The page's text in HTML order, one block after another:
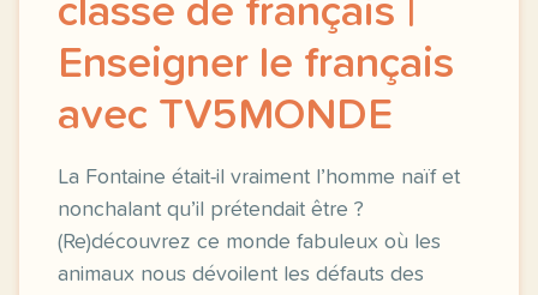
classe de français |
Enseigner le français
avec TV5MONDE
La Fontaine était-il vraiment l’homme naïf et
nonchalant qu’il prétendait être ?
(Re)découvrez ce monde fabuleux où les
animaux nous dévoilent les défauts des